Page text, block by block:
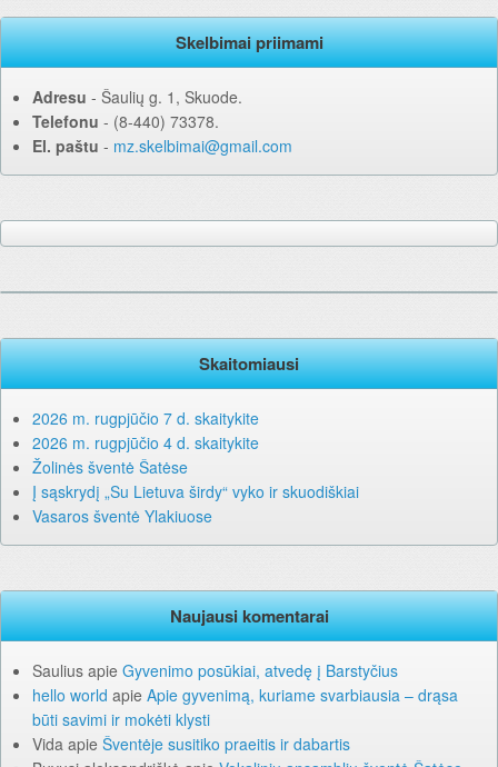
Skelbimai priimami
Adresu ‐ Šaulių g. 1, Skuode.
Telefonu ‐ (8-440) 73378.
El. paštu ‐ mz.skelbimai@gmail.com
Skaitomiausi
2026 m. rugpjūčio 7 d. skaitykite
2026 m. rugpjūčio 4 d. skaitykite
Žolinės šventė Šatėse
Į sąskrydį „Su Lietuva širdy“ vyko ir skuodiškiai
Vasaros šventė Ylakiuose
Naujausi komentarai
Saulius apie Gyvenimo posūkiai, atvedę į Barstyčius
hello world apie Apie gyvenimą, kuriame svarbiausia – drąsa
būti savimi ir mokėti klysti
Vida apie Šventėje susitiko praeitis ir dabartis